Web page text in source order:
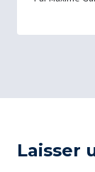
Laisser